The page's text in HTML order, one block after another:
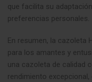
que facilita su
preferencias personales.
En resumen, la cazoleta
para los amantes y
una cazoleta de calidad
rendimiento